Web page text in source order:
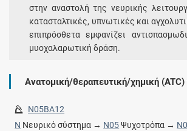
στην αναστολή της νευρικής
κατασταλτικές, υπνωτικές και
επιπρόσθετα εμφανίζει
μυοχαλαρωτική δράση.
Ανατομική/θεραπευτική/χημική (ATC)
N05BA12
N Νευρικό σύστημα → N05Ψυχοτρόπα →